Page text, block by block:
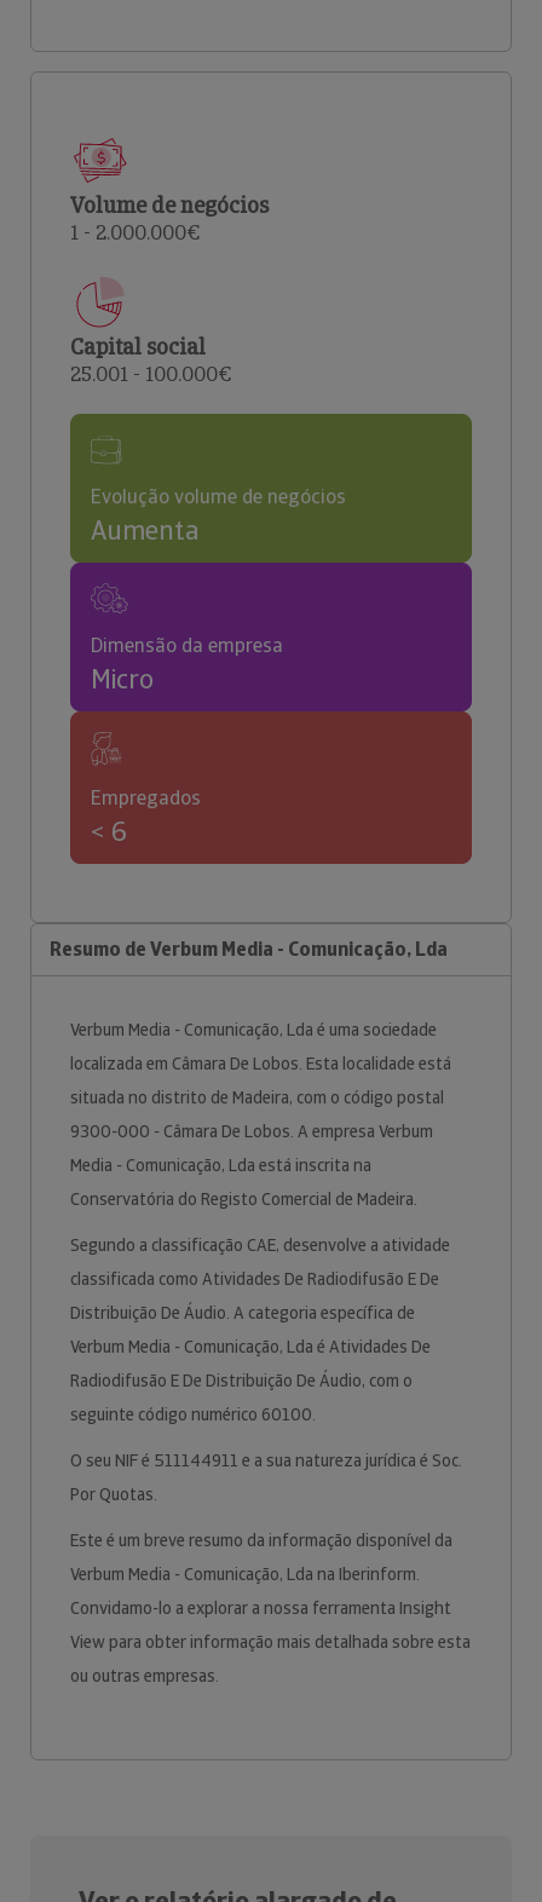
Volume de negócios
1 - 2.000.000€
Capital social
25.001 - 100.000€
Evolução volume de negócios
Aumenta
Dimensão da empresa
Micro
Empregados
< 6
Resumo de Verbum Media - Comunicação, Lda
Verbum Media - Comunicação, Lda é uma sociedade
localizada em Câmara De Lobos. Esta localidade está
situada no distrito de Madeira, com o código postal
9300-000 - Câmara De Lobos. A empresa Verbum
Media - Comunicação, Lda está inscrita na
Conservatória do Registo Comercial de Madeira.
Segundo a classificação CAE, desenvolve a atividade
classificada como Atividades De Radiodifusão E De
Distribuição De Áudio. A categoria específica de
Verbum Media - Comunicação, Lda é Atividades De
Radiodifusão E De Distribuição De Áudio, com o
seguinte código numérico 60100.
O seu NIF é 511144911 e a sua natureza jurídica é Soc.
Por Quotas.
Este é um breve resumo da informação disponível da
Verbum Media - Comunicação, Lda na Iberinform.
Convidamo-lo a explorar a nossa ferramenta Insight
View para obter informação mais detalhada sobre esta
ou outras empresas.